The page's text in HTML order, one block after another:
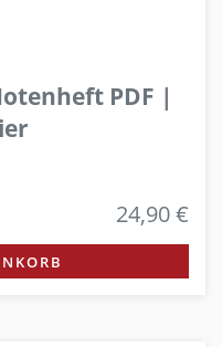
PDF |
24,90 €